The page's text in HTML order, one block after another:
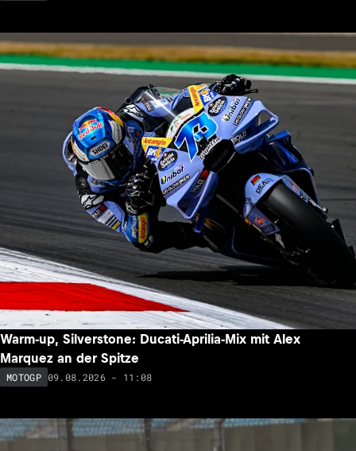
Warm-up, Silverstone: Ducati-Aprilia-Mix mit Alex
Marquez an der Spitze
MOTOGP 09.08.2026 - 11:08